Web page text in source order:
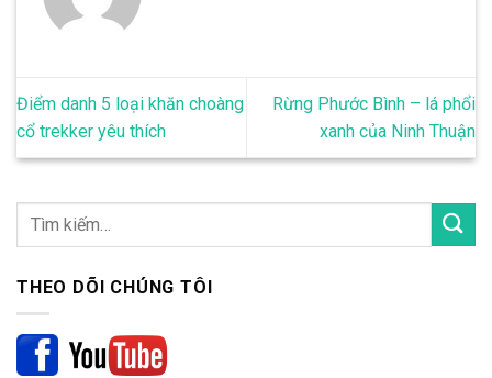
Điểm danh 5 loại khăn choàng
cổ trekker yêu thích
Rừng Phước Bình – lá phổi
xanh của Ninh Thuận
THEO DÕI CHÚNG TÔI